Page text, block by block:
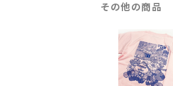
その他の商品